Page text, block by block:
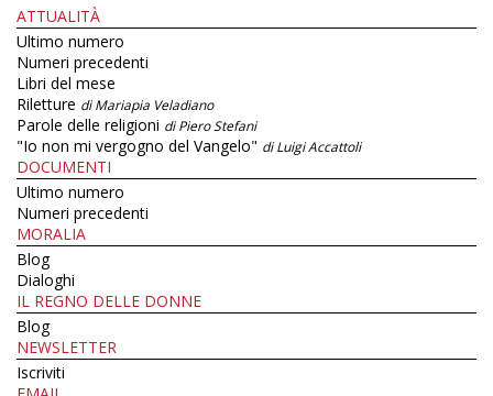
ATTUALITÀ
Ultimo numero
Numeri precedenti
Libri del mese
Riletture di Mariapia Veladiano
Parole delle religioni di Piero Stefani
"Io non mi vergogno del Vangelo" di Luigi Accattoli
DOCUMENTI
Ultimo numero
Numeri precedenti
MORALIA
Blog
Dialoghi
IL REGNO DELLE DONNE
Blog
NEWSLETTER
Iscriviti